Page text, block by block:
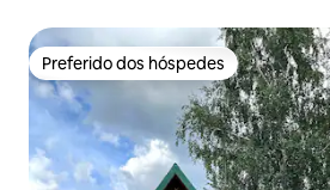
Preferido dos hóspedes
Preferido dos hóspedes